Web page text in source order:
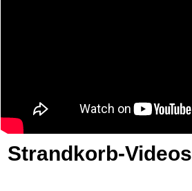
Strandkorb-Videos